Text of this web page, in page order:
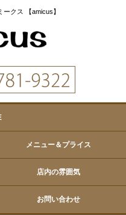
ークス 【amicus】
メニュー＆プライス
店内の雰囲気
お問い合わせ